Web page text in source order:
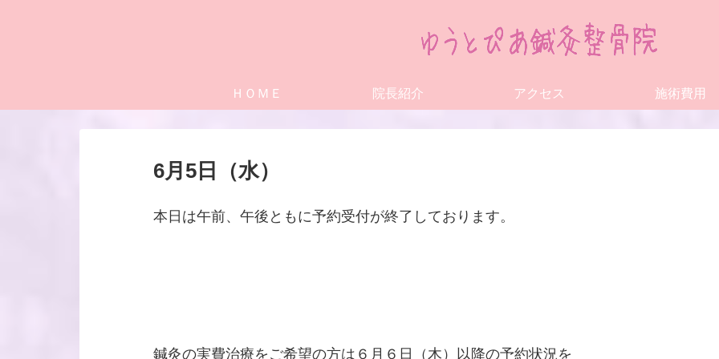
ＨＯＭＥ 院長紹介 アクセス 施術費用
6月5日（水）
本日は午前、午後ともに予約受付が終了しております。
鍼灸の実費治療をご希望の方は６月６日（木）以降の予約状況を